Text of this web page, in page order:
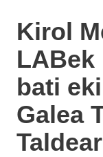
Kirol
bati
Galea